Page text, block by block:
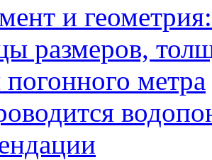
и
размеров,
метра